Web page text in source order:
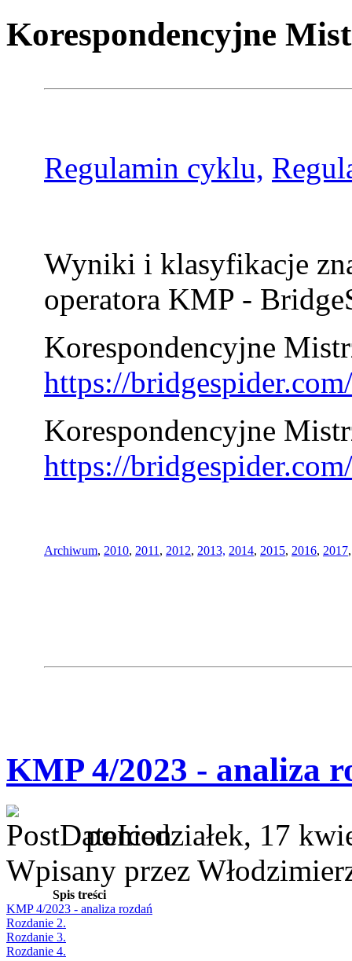
Korespondencyjne
Regulamin cyklu,
Wyniki i klasyfikacje
operatora KMP -
Korespondencyjne
https://
Korespondencyjne
https://
Archiwum, 2010, 2011 , 2012, 2013, 2014, 2015, 2016, 2017
KMP 4/2023 - analiza
poniedziałek, 17
Wpisany przez
Spis treści
KMP 4/2023 - analiza rozdań
Rozdanie 2.
Rozdanie 3.
Rozdanie 4.